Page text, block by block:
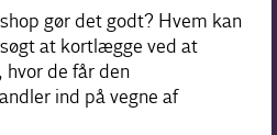
gør det godt? Hvem kan
at kortlægge ved at
de får den
ind på vegne af